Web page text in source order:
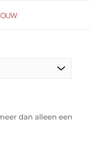
de aanmelding
dan alleen een